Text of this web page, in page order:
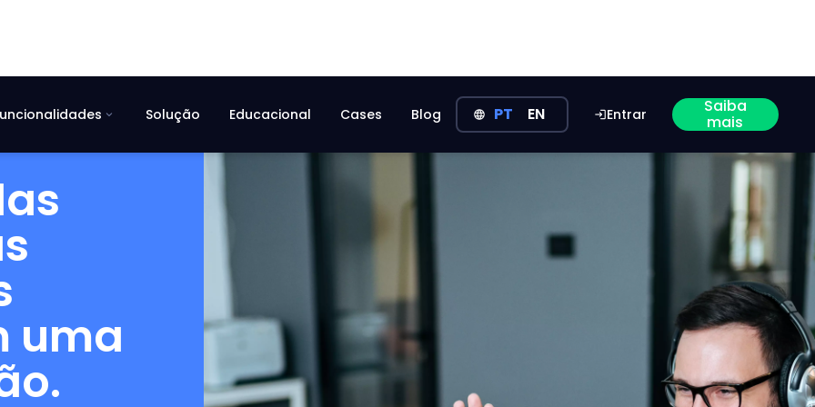
expand_more Solução Educacional Cases Blog language PT EN Saiba
mais
loginEntrar
uma